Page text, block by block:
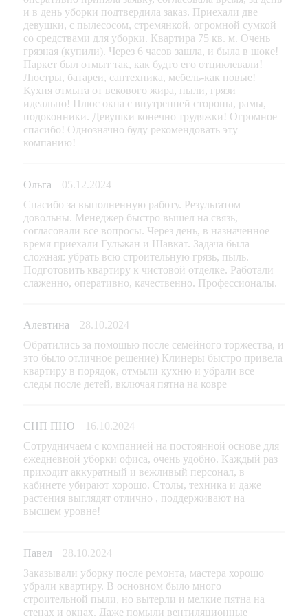
и в день уборки подтвердила заказ. Приехали две
девушки, с пылесосом, стремянкой, огромной сумкой
со средствами для уборки. Квартира 75 кв. м. Очень
грязная (купили). Через 6 часов зашла, и была в шоке!
Паркет был отмыт так, как будто его отциклевали!
Люстры, батареи, сантехника, мебель-как новые!
Кухня отмыта от векового жира, пыли, грязи
идеально! Плюс окна с внутренней стороны, рамы,
подоконники. Девушки конечно трудяжки! Огромное
спасибо! Однозначно буду рекомендовать эту
компанию!
Ольга
05.12.2024
Спасибо за выполненную работу. Результатом
довольны. Менеджер быстро вышел на связь,
согласовали все вопросы. Через день, в назначенное
время приехали Гульжан и Шавкат. Задача была
сложная: убрать всю строительную грязь, пыль.
Подготовить квартиру к чистовой отделке. Работали
слаженно, оперативно, качественно. Профессионалы.
Алевтина
28.10.2024
Обратились за помощью после семейного торжества, и
это было отличное решение) Клинеры быстро привела
квартиру в порядок, отмыли кухню и убрали все
следы после детей, включая пятна на ковре
СНП ПНО
16.10.2024
Сотрудничаем с компанией на постоянной основе для
ежедневной уборки офиса, очень удобно. Каждый раз
приходит аккуратный и вежливый персонал, в
кабинете убирают хорошо. Столы, техника и даже
растения выглядят отлично , поддерживают на
высшем уровне!
Павел
28.10.2024
Заказывали уборку после ремонта, мастера хорошо
убрали квартиру. В основном было много
строительной пыли, но вытерли и мелкие пятна на
стенах и окнах. Даже помыли вентиляционные